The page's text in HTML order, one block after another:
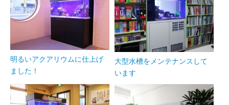
明るいアクアリウムに仕上げ
ました！
大型水槽をメンテナンスして
います